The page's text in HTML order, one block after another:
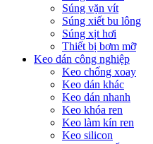
Súng vặn vít
Súng xiết bu lông
Súng xịt hơi
Thiết bị bơm mỡ
Keo dán công nghiệp
Keo chống xoay
Keo dán khác
Keo dán nhanh
Keo khóa ren
Keo làm kín ren
Keo silicon